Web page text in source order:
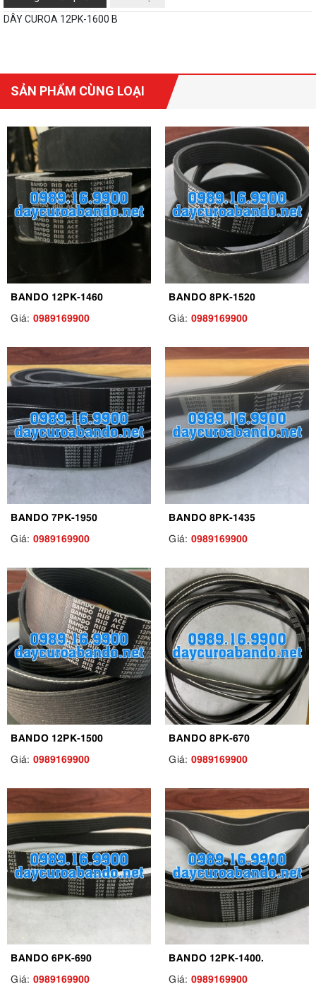
DÂY CUROA 12PK-1600 B
SẢN PHẨM CÙNG LOẠI
BANDO 12PK-1460
Giá: 0989169900
BANDO 8PK-1520
Giá: 0989169900
BANDO 7PK-1950
Giá: 0989169900
BANDO 8PK-1435
Giá: 0989169900
BANDO 12PK-1500
Giá: 0989169900
BANDO 8PK-670
Giá: 0989169900
BANDO 6PK-690
Giá: 0989169900
BANDO 12PK-1400.
Giá: 0989169900